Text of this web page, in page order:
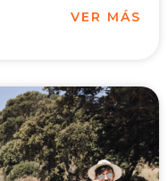
VER MÁS